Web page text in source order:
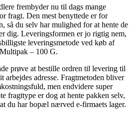
frembyder nu til dags mange
fragt. Den mest benyttede er for
så du selv har mulighed for at hente de
dig. Leveringsformen er jo rigtig nem,
leveringsmetode ved køb af
– 100 G.
prøve at bestille ordren til levering til
adresse. Fragtmetoden bliver
men endvidere super
fragttype er dog at hente pakken selv,
du har bopæl nærved e-firmaets lager.